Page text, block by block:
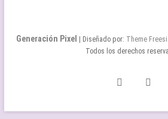
Generación Pixel | Diseñado por: Theme
Todos los derechos
Twitter